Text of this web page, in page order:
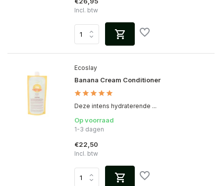
Incl. btw
Ecoslay
Banana Cream Conditioner
Deze intens hydraterende ...
Op voorraad
1-3 dagen
€22,50
Incl. btw